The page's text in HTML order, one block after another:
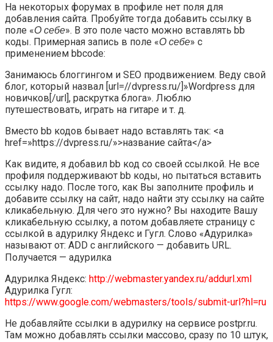
На некоторых форумах в профиле нет поля для
добавления сайта. Пробуйте тогда добавить ссылку в
поле «О себе». В это поле часто можно вставлять bb
коды. Примерная запись в поле «О себе» с
применением bbcode:
Занимаюсь блоггингом и SEO продвижением. Веду свой
блог, который назвал [url=//dvpress.ru/]»Wordpress для
новичков[/url], раскрутка блога». Люблю
путешествовать, играть на гитаре и т. д.
Вместо bb кодов бывает надо вставлять так: <a
href=»https://dvpress.ru/»>название сайта</a>
Как видите, я добавил bb код со своей ссылкой. Не все
профиля поддерживают bb коды, но пытаться вставить
ссылку надо. После того, как Вы заполните профиль и
добавите ссылку на сайт, надо найти эту ссылку на сайте
кликабельную. Для чего это нужно? Вы находите Вашу
кликабельную ссылку, а потом добавляете страницу с
ссылкой в адурилку Яндекс и Гугл. Слово «Адурилка»
называют от: ADD с английского — добавить URL.
Получается — адурилка
Адурилка Яндекс: http://webmaster.yandex.ru/addurl.xml
Адурилка Гугл:
https://www.google.com/webmasters/tools/submit-url?hl=ru
Не добавляйте ссылки в адурилку на сервисе postpr.ru.
Там можно добавлять ссылки массово, сразу по 10 штук,